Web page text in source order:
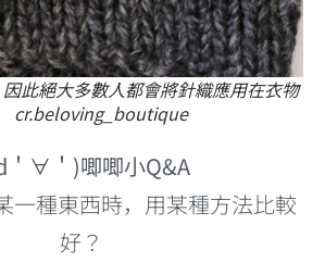
此絕大多數人都會將針織應用在衣物
cr.beloving_boutique
＇∀＇)唧唧小Q&A
一種東西時，用某種方法比較
好？